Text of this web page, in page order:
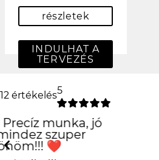
részletek
INDULHAT A
TERVEZÉS
12 értékelés5
csúcs lett
köszi!
Viktor Kovács
Previous